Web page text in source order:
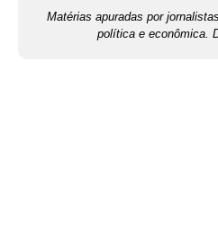
Matérias apuradas por
política e econômica.